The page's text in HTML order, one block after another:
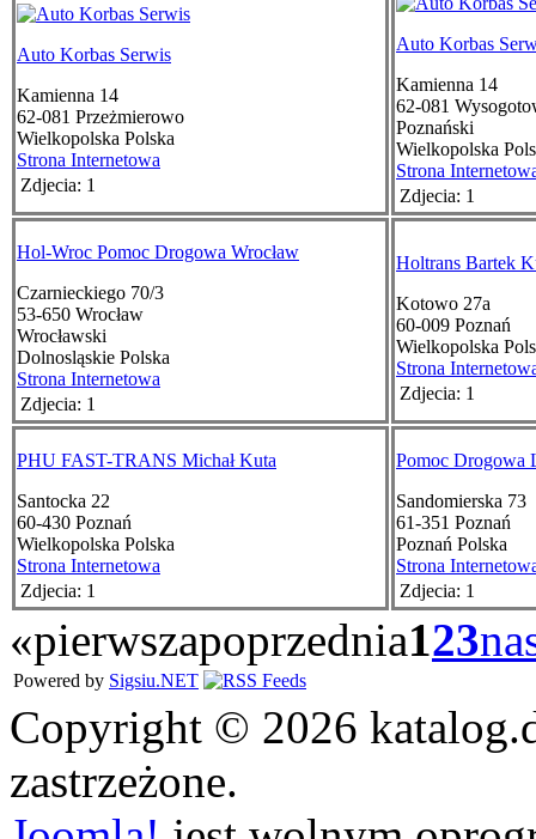
Auto Korbas Serwis
Kamienna 14
62-081 Przeżmierowo
Wielkopolska Polska
Strona Internetowa
Zdjecia: 1
Auto Korbas
Kamienna 14
62-081
Poznański
Wielkopolska
Strona
Zdjecia: 1
Hol-Wroc Pomoc Drogowa Wrocław
Czarnieckiego 70/3
53-650 Wrocław
Wrocławski
Dolnosląskie Polska
Strona Internetowa
Zdjecia: 1
Holtrans Bartek
Kotowo 27a
60-009 Poznań
Wielkopolska
Strona
Zdjecia: 1
PHU FAST-TRANS Michał Kuta
Santocka 22
60-430 Poznań
Wielkopolska Polska
Strona Internetowa
Zdjecia: 1
Pomoc Drogowa
Sandomierska 73
61-351 Poznań
Poznań Polska
Strona
Zdjecia: 1
«pierwszapoprzednia123
Powered by Sigsiu.NET
Copyright © 2026
zastrzeżone.